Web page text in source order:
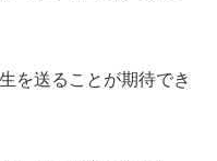
を送ることが期待でき